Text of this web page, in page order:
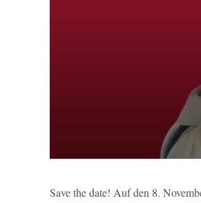
Save the date! Auf den 8.